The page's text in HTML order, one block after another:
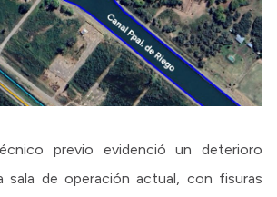
previo evidenció un deterioro
sala de operación actual, con fisuras